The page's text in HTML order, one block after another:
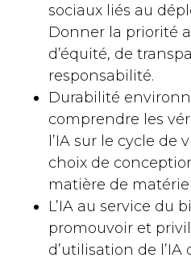
sociaux liés au
Donner la priorité
d’équité, de
responsabilité.
Durabilité
comprendre les
l’IA sur le cycle de
choix de
matière de
L’IA au service du
promouvoir et
d’utilisation de